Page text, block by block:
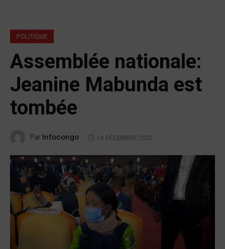
POLITIQUE
Assemblée nationale:
Jeanine Mabunda est
tombée
Par Infocongo 10 DÉCEMBRE 2020